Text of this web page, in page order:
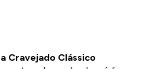
Cravejado Clássico